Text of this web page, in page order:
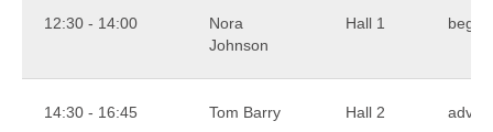
12:30 - 14:00
Nora
Johnson
Hall 1
14:30 - 16:45 Tom Barry Hall 2